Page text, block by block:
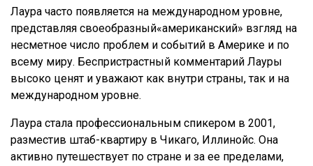
Лаура часто появляется на международном уровне,
представляя своеобразный«американский» взгляд на
несметное число проблем и событий в Америке и по
всему миру. Беспристрастный комментарий Лауры
высоко ценят и уважают как внутри страны, так и на
международном уровне.
Лаура стала профессиональным спикером в 2001,
разместив штаб-квартиру в Чикаго, Иллинойс. Она
активно путешествует по стране и за ее пределами,